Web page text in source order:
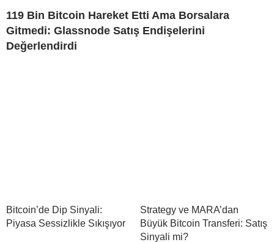
119 Bin Bitcoin Hareket Etti Ama Borsalara
Gitmedi: Glassnode Satış Endişelerini
Değerlendirdi
Bitcoin’de Dip Sinyali:
Piyasa Sessizlikle Sıkışıyor
Strategy ve MARA’dan
Büyük Bitcoin Transferi: Satış
Sinyali mi?